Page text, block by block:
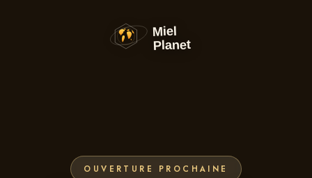
OUVERTURE PROCHAINE